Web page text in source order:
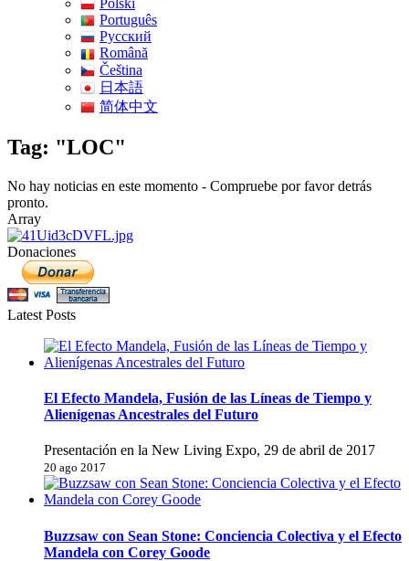
Português
Pусский
Română
Čeština
日本語
简体中文
Tag: "LOC"
No hay noticias en este momento - Compruebe por favor detrás
pronto.
Array
Donaciones
Latest Posts
El Efecto Mandela, Fusión de las Líneas de Tiempo y
Alienígenas Ancestrales del Futuro
Presentación en la New Living Expo, 29 de abril de 2017
20 ago 2017
Buzzsaw con Sean Stone: Conciencia Colectiva y el Efecto
Mandela con Corey Goode